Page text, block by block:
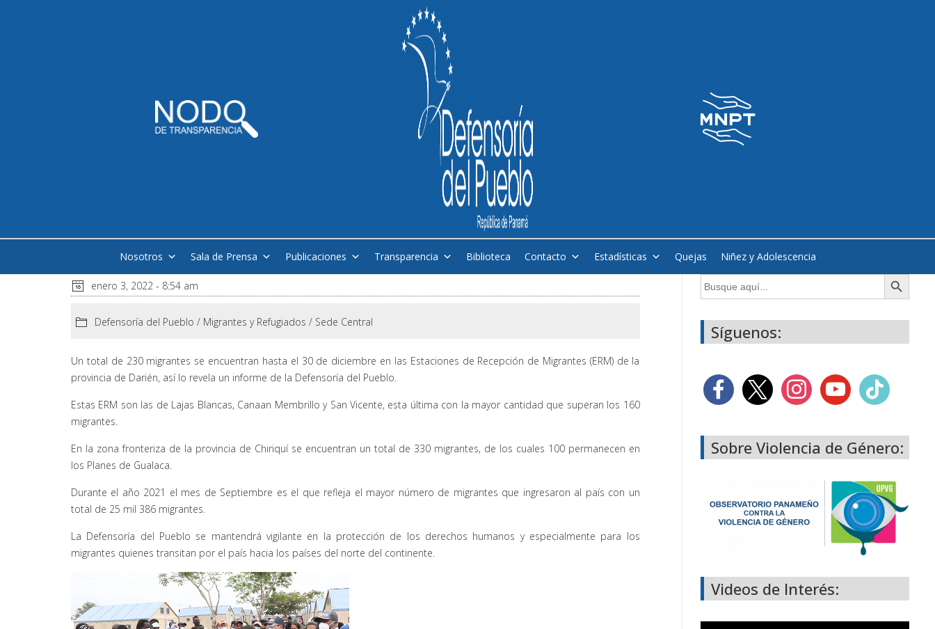
Nosotros Sala de Prensa Publicaciones Transparencia Biblioteca Contacto Estadísticas Quejas Niñez y Adolescencia
enero 3, 2022 - 8:54 am
Defensoría del Pueblo / Migrantes y Refugiados / Sede Central
Un total de 230 migrantes se encuentran hasta el 30 de diciembre en las Estaciones de Recepción de Migrantes (ERM) de la
provincia de Darién, así lo revela un informe de la Defensoría del Pueblo.
Estas ERM son las de Lajas Blancas, Canaan Membrillo y San Vicente, esta última con la mayor cantidad que superan los 160
migrantes.
En la zona fronteriza de la provincia de Chiriquí se encuentran un total de 330 migrantes, de los cuales 100 permanecen en
los Planes de Gualaca.
Durante el año 2021 el mes de Septiembre es el que refleja el mayor número de migrantes que ingresaron al país con un
total de 25 mil 386 migrantes.
La Defensoría del Pueblo se mantendrá vigilante en la protección de los derechos humanos y especialmente para los
migrantes quienes transitan por el país hacia los países del norte del continente.
Buscar: Botón de búsqueda
Síguenos:
Sobre Violencia de Género:
Videos de Interés: